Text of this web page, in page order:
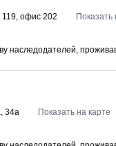
119, офис 202
Показать
наследодателей,
34а
Показать на карте